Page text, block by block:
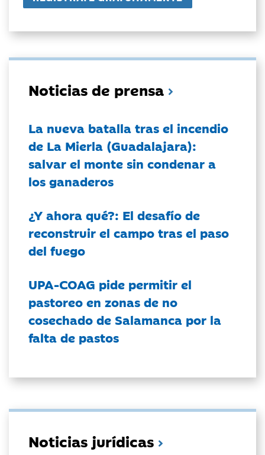
Noticias de prensa
La nueva batalla tras el incendio
de La Mierla (Guadalajara):
salvar el monte sin condenar a
los ganaderos
¿Y ahora qué?: El desafío de
reconstruir el campo tras el paso
del fuego
UPA-COAG pide permitir el
pastoreo en zonas de no
cosechado de Salamanca por la
falta de pastos
Noticias jurídicas